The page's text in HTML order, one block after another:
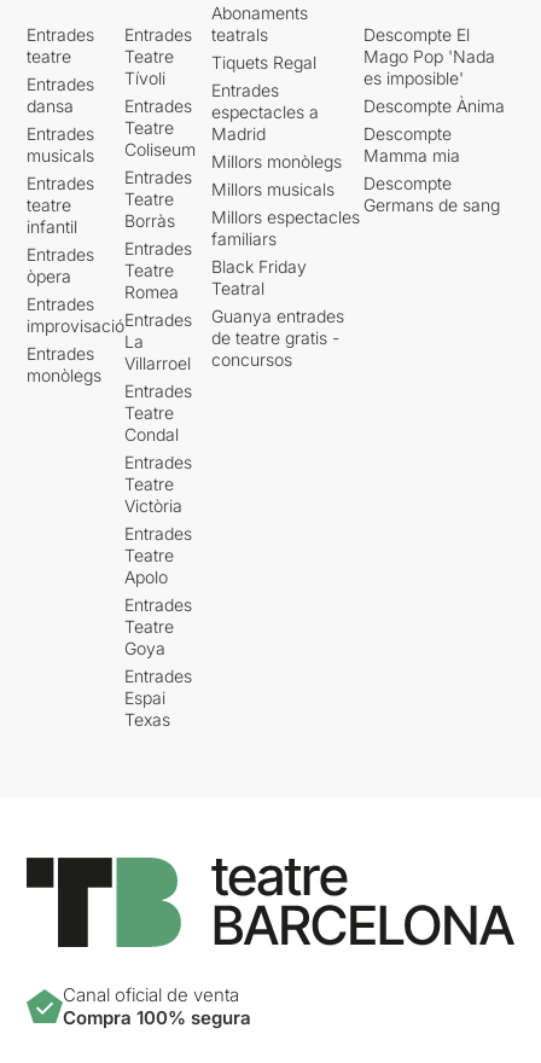
Entrades
teatre
Entrades
dansa
Entrades
musicals
Entrades
teatre
infantil
Entrades
òpera
Entrades
improvisació
Entrades
monòlegs
Entrades
Teatre
Tívoli
Entrades
Teatre
Coliseum
Entrades
Teatre
Borràs
Entrades
Teatre
Romea
Entrades
La
Villarroel
Entrades
Teatre
Condal
Entrades
Teatre
Victòria
Entrades
Teatre
Apolo
Entrades
Teatre
Goya
Entrades
Espai
Texas
Abonaments
teatrals
Tiquets Regal
Entrades
espectacles a
Madrid
Millors monòlegs
Millors musicals
Millors espectacles
familiars
Black Friday
Teatral
Guanya entrades
de teatre gratis -
concursos
Descompte El
Mago Pop 'Nada
es imposible'
Descompte Ànima
Descompte
Mamma mia
Descompte
Germans de sang
Canal oficial de venta
Compra 100% segura